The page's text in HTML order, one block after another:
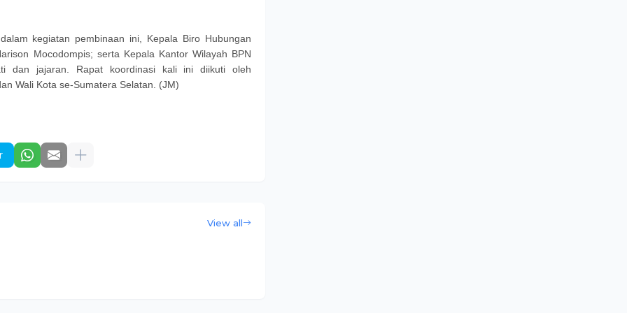
kegiatan pembinaan ini, Kepala Biro Hubungan
Mocodompis; serta Kepala Kantor Wilayah BPN
dan jajaran. Rapat koordinasi kali ini diikuti oleh
Wali Kota se-Sumatera Selatan. (JM)
View all